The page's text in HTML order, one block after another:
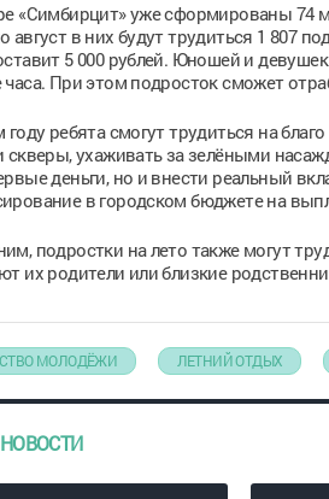
«Симбирцит» уже сформированы 74
август в них будут трудиться 1 807
5 000 рублей. Юношей и
При этом подросток сможет
году ребята смогут трудиться на
скверы, ухаживать за зелёными
деньги, но и внести реальный
в городском бюджете на
подростки на лето также могут
их родители или близкие
МОЛОДЁЖИ ЛЕТНИЙ ОТДЫХ